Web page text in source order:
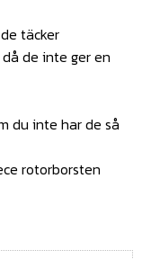
täcker
de inte ger en
du inte har de så
rotorborsten